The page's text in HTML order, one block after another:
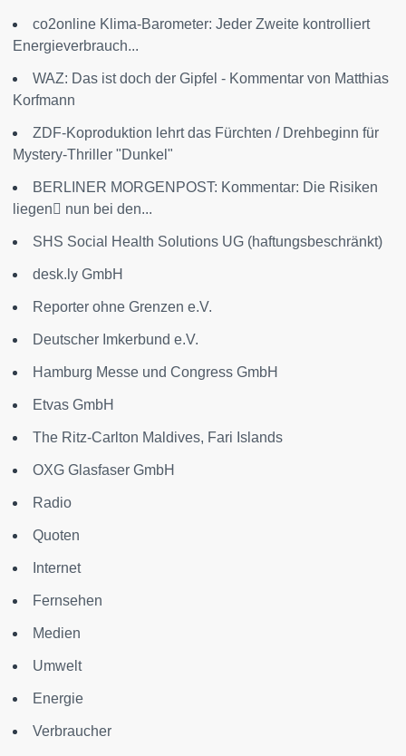
co2online Klima-Barometer: Jeder Zweite kontrolliert
Energieverbrauch...
WAZ: Das ist doch der Gipfel - Kommentar von Matthias
Korfmann
ZDF-Koproduktion lehrt das Fürchten / Drehbeginn für
Mystery-Thriller "Dunkel"
BERLINER MORGENPOST: Kommentar: Die Risiken
liegen nun bei den...
SHS Social Health Solutions UG (haftungsbeschränkt)
desk.ly GmbH
Reporter ohne Grenzen e.V.
Deutscher Imkerbund e.V.
Hamburg Messe und Congress GmbH
Etvas GmbH
The Ritz-Carlton Maldives, Fari Islands
OXG Glasfaser GmbH
Radio
Quoten
Internet
Fernsehen
Medien
Umwelt
Energie
Verbraucher